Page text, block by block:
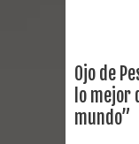
Ojo de
lo mejor
mundo”